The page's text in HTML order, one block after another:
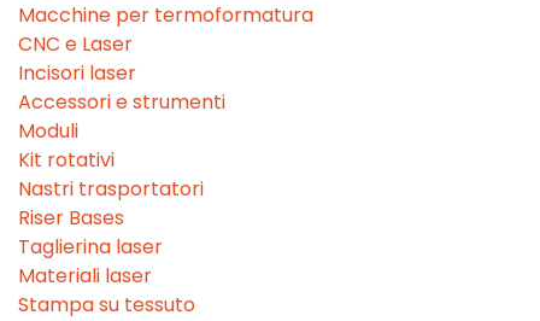
Macchine per termoformatura
CNC e Laser
Incisori laser
Accessori e strumenti
Moduli
Kit rotativi
Nastri trasportatori
Riser Bases
Taglierina laser
Materiali laser
Stampa su tessuto